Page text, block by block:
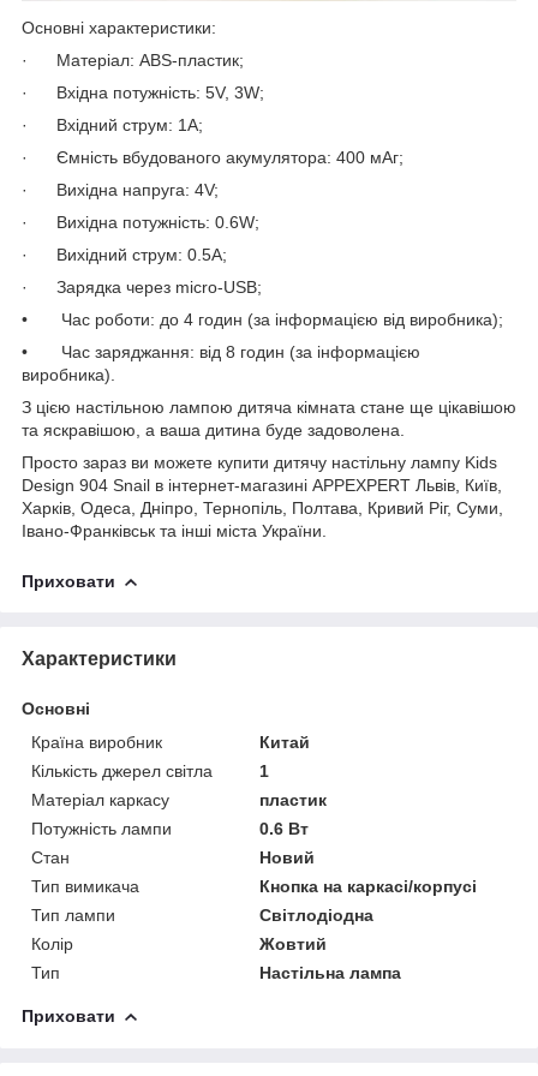
Основні характеристики:
· Матеріал: ABS-пластик;
· Вхідна потужність: 5V, 3W;
· Вхідний струм: 1A;
· Ємність вбудованого акумулятора: 400 мАг;
· Вихідна напруга: 4V;
· Вихідна потужність: 0.6W;
· Вихідний струм: 0.5A;
· Зарядка через micro-USB;
• Час роботи: до 4 годин (за інформацією від виробника);
• Час заряджання: від 8 годин (за інформацією
виробника).
З цією настільною лампою дитяча кімната стане ще цікавішою
та яскравішою, а ваша дитина буде задоволена.
Просто зараз ви можете купити дитячу настільну лампу Kids
Design 904 Snail в інтернет-магазині APPEXPERT Львів, Київ,
Харків, Одеса, Дніпро, Тернопіль, Полтава, Кривий Ріг, Суми,
Івано-Франківськ та інші міста України.
Приховати
Характеристики
Основні
Країна виробник
Китай
Кількість джерел світла
1
Матеріал каркасу
пластик
Потужність лампи
0.6 Вт
Стан
Новий
Тип вимикача
Кнопка на каркасі/корпусі
Тип лампи
Світлодіодна
Колір
Жовтий
Тип
Настільна лампа
Приховати